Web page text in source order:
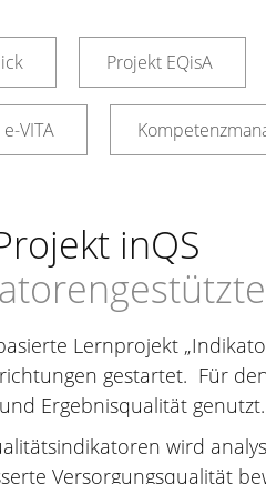
Projekt EQisA
VITA
inQS
Lernprojekt
gestartet. Für
Ergebnisqualität genutzt.
wird
Versorgungsqualität